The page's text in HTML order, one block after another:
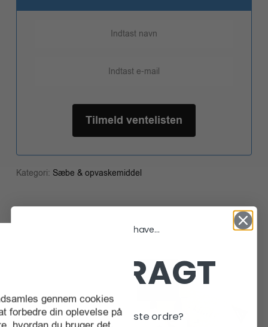
Tilmeld ventelisten
Kategori: Sæbe & opvaskemiddel
Udsolgt
gennem cookies
forbedre din oplevelse på
Vil du have...
FRI FRAGT
På din næste ordre?